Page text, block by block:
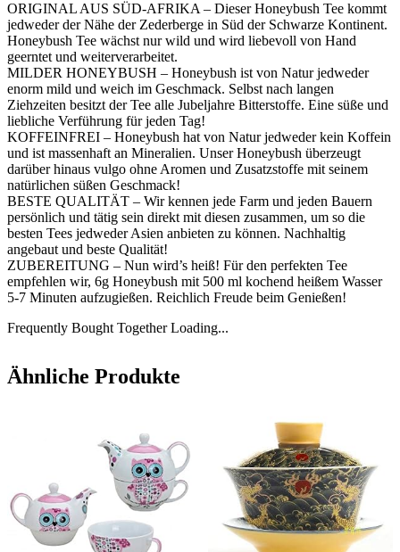
ORIGINAL AUS SÜD-AFRIKA – Dieser Honeybush Tee kommt
jedweder der Nähe der Zederberge in Süd der Schwarze Kontinent.
Honeybush Tee wächst nur wild und wird liebevoll von Hand
geerntet und weiterverarbeitet.
MILDER HONEYBUSH – Honeybush ist von Natur jedweder
enorm mild und weich im Geschmack. Selbst nach langen
Ziehzeiten besitzt der Tee alle Jubeljahre Bitterstoffe. Eine süße und
liebliche Verführung für jeden Tag!
KOFFEINFREI – Honeybush hat von Natur jedweder kein Koffein
und ist massenhaft an Mineralien. Unser Honeybush überzeugt
darüber hinaus vulgo ohne Aromen und Zusatzstoffe mit seinem
natürlichen süßen Geschmack!
BESTE QUALITÄT – Wir kennen jede Farm und jeden Bauern
persönlich und tätig sein direkt mit diesen zusammen, um so die
besten Tees jedweder Asien anbieten zu können. Nachhaltig
angebaut und beste Qualität!
ZUBEREITUNG – Nun wird’s heiß! Für den perfekten Tee
empfehlen wir, 6g Honeybush mit 500 ml kochend heißem Wasser
5-7 Minuten aufzugießen. Reichlich Freude beim Genießen!
Frequently Bought Together Loading...
Ähnliche Produkte